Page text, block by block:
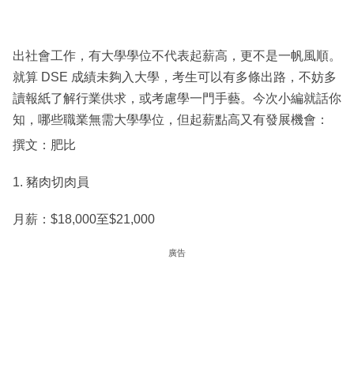
區
出社會工作，有大學學位不代表起薪高，更不是一帆風順。
就算 DSE 成績未夠入大學，考生可以有多條出路，不妨多
讀報紙了解行業供求，或考慮學一門手藝。今次小編就話你
知，哪些職業無需大學學位，但起薪點高又有發展機會：
撰文：肥比
1. 豬肉切肉員
月薪：$18,000至$21,000
廣告